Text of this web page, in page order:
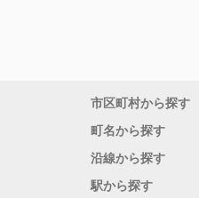
市区町村から探す
町名から探す
沿線から探す
駅から探す